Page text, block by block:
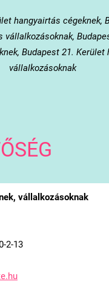
hangyairtás cégeknek,
vállalkozásoknak,
Budapest 21. Kerület
vállalkozásoknak
vállalkozásoknak
2-13